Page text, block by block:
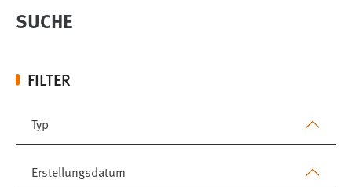
SUCHE
FILTER
Typ
Erstellungsdatum